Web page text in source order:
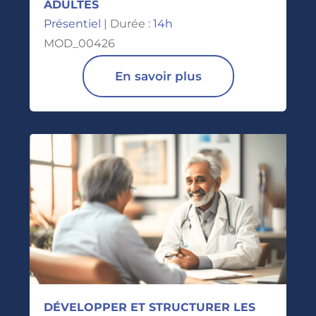
ADULTES
Présentiel | Durée : 14h
MOD_00426
En savoir plus
DÉVELOPPER ET STRUCTURER LES